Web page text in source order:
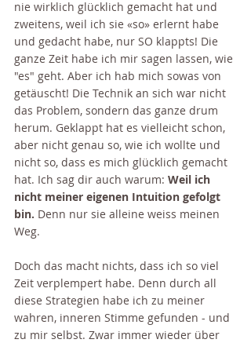
nie wirklich glücklich gemacht hat und
zweitens, weil ich sie «so» erlernt habe
und gedacht habe, nur SO klappts! Die
ganze Zeit habe ich mir sagen lassen, wie
"es" geht. Aber ich hab mich sowas von
getäuscht! Die Technik an sich war nicht
das Problem, sondern das ganze drum
herum. Geklappt hat es vielleicht schon,
aber nicht genau so, wie ich wollte und
nicht so, dass es mich glücklich gemacht
hat. Ich sag dir auch warum: Weil ich
nicht meiner eigenen Intuition gefolgt
bin. Denn nur sie alleine weiss meinen
Weg.
Doch das macht nichts, dass ich so viel
Zeit verplempert habe. Denn durch all
diese Strategien habe ich zu meiner
wahren, inneren Stimme gefunden - und
zu mir selbst. Zwar immer wieder über